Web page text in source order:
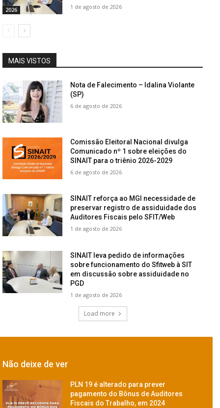
2026 1 de agosto de 2026
MAIS VISTOS
Nota de Falecimento – Idalina Violante
(SP)
6 de agosto de 2026
Comissão Eleitoral Nacional divulga
Comunicado nº 1 sobre eleições do
SINAIT para o triênio 2026-2029
6 de agosto de 2026
SINAIT reforça ao MGI necessidade de
preservar registro de assiduidade dos
Auditores Fiscais pelo SFIT/Web
1 de agosto de 2026
SINAIT leva pedido de informações
sobre funcionamento do Sfitweb à SIT
em discussão sobre assiduidade no
PGD
1 de agosto de 2026
Load more
Não deixe de ver
PLN 19 é alterado para prever
pagamento do Bônus de Auditores
Fiscais do Trabalho, em 2024